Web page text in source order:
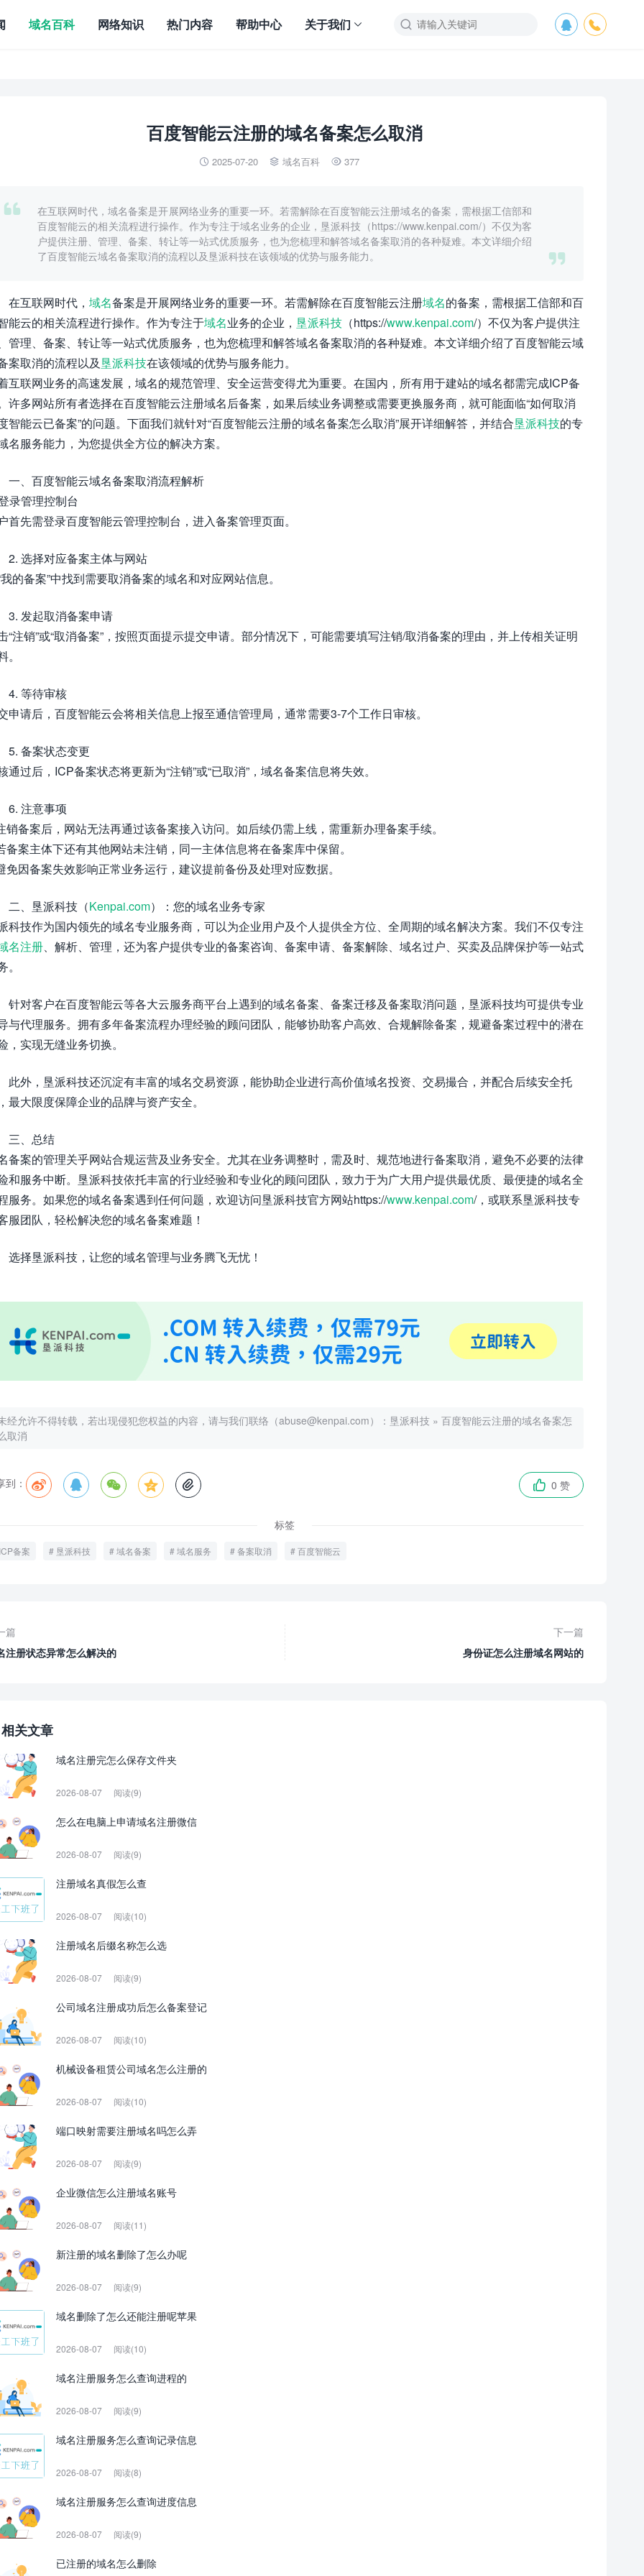
 

域名百科 网络知识 热门内容 帮助中心 关于我们
百度智能云注册的域名备案怎么取消
 2025-07-20  域名百科  377


在互联网时代，域名备案是开展网络业务的重要一环。若需解除在百度智能云注册域名的备案，需根据工信部和
百度智能云的相关流程进行操作。作为专注于域名业务的企业，垦派科技（https://www.kenpai.com/）不仅为客
户提供注册、管理、备案、转让等一站式优质服务，也为您梳理和解答域名备案取消的各种疑难。本文详细介绍
了百度智能云域名备案取消的流程以及垦派科技在该领域的优势与服务能力。
在互联网时代， 域名备案是开展网络业务的重要一环。若需解除在百度智能云注册域名的备案，需根据工信部和百
能云的相关流程进行操作。作为专注于域名业务的企业， 垦派科技 （https://www.kenpai.com/）不仅为客户提供注
管理、备案、转让等一站式优质服务，也为您梳理和解答域名备案取消的各种疑难。本文详细介绍了百度智能云域
案取消的流程以及垦派科技在该领域的优势与服务能力。
互联网业务的高速发展，域名的规范管理、安全运营变得尤为重要。在国内，所有用于建站的域名都需完成ICP备
许多网站所有者选择在百度智能云注册域名后备案，如果后续业务调整或需要更换服务商，就可能面临“如何取消
智能云已备案”的问题。下面我们就针对“百度智能云注册的域名备案怎么取消”展开详细解答，并结合垦派科技的专
名服务能力，为您提供全方位的解决方案。
一、百度智能云域名备案取消流程解析
录管理控制台
首先需登录百度智能云管理控制台，进入备案管理页面。
2. 选择对应备案主体与网站
的备案”中找到需要取消备案的域名和对应网站信息。
3. 发起取消备案申请
“注销”或“取消备案”，按照页面提示提交申请。部分情况下，可能需要填写注销/取消备案的理由，并上传相关证明
。
4. 等待审核
申请后，百度智能云会将相关信息上报至通信管理局，通常需要3-7个工作日审核。
5. 备案状态变更
通过后，ICP备案状态将更新为“注销”或“已取消”，域名备案信息将失效。
6. 注意事项
销备案后，网站无法再通过该备案接入访问。如后续仍需上线，需重新办理备案手续。
备案主体下还有其他网站未注销，同一主体信息将在备案库中保留。
免因备案失效影响正常业务运行，建议提前备份及处理对应数据。
二、垦派科技（Kenpai.com）：您的域名业务专家
科技作为国内领先的域名专业服务商，可以为企业用户及个人提供全方位、全周期的域名解决方案。我们不仅专注
名注册、解析、管理，还为客户提供专业的备案咨询、备案申请、备案解除、域名过户、买卖及品牌保护等一站式
。
针对客户在百度智能云等各大云服务商平台上遇到的域名备案、备案迁移及备案取消问题，垦派科技均可提供专业
与代理服务。拥有多年备案流程办理经验的顾问团队，能够协助客户高效、合规解除备案，规避备案过程中的潜在
，实现无缝业务切换。
此外，垦派科技还沉淀有丰富的域名交易资源，能协助企业进行高价值域名投资、交易撮合，并配合后续安全托
最大限度保障企业的品牌与资产安全。
三、总结
备案的管理关乎网站合规运营及业务安全。尤其在业务调整时，需及时、规范地进行备案取消，避免不必要的法律
和服务中断。垦派科技依托丰富的行业经验和专业化的顾问团队，致力于为广大用户提供最优质、最便捷的域名全
服务。如果您的域名备案遇到任何问题，欢迎访问垦派科技官方网站https://www.kenpai.com/，或联系垦派科技专
服团队，轻松解决您的域名备案难题！
选择垦派科技，让您的域名管理与业务腾飞无忧！
经允许不得转载，若出现侵犯您权益的内容，请与我们联络（abuse@kenpai.com）： 垦派科技 » 百度智能云注册的域名备案怎
取消
到：       0 赞
标签
备案 垦派科技 域名备案 域名服务 备案取消 百度智能云
篇
注册状态异常怎么解决的
下一篇
身份证怎么注册域名网站的
相关文章
域名注册完怎么保存文件夹
2026-08-07 阅读(9)
怎么在电脑上申请域名注册微信
2026-08-07 阅读(9)
注册域名真假怎么查
2026-08-07 阅读(10)
注册域名后缀名称怎么选
2026-08-07 阅读(9)
公司域名注册成功后怎么备案登记
2026-08-07 阅读(10)
机械设备租赁公司域名怎么注册的
2026-08-07 阅读(10)
端口映射需要注册域名吗怎么弄
2026-08-07 阅读(9)
企业微信怎么注册域名账号
2026-08-07 阅读(11)
新注册的域名删除了怎么办呢
2026-08-07 阅读(9)
域名删除了怎么还能注册呢苹果
2026-08-07 阅读(10)
域名注册服务怎么查询进程的
2026-08-07 阅读(9)
域名注册服务怎么查询记录信息
2026-08-07 阅读(8)
域名注册服务怎么查询进度信息
2026-08-07 阅读(9)
已注册的域名怎么删除